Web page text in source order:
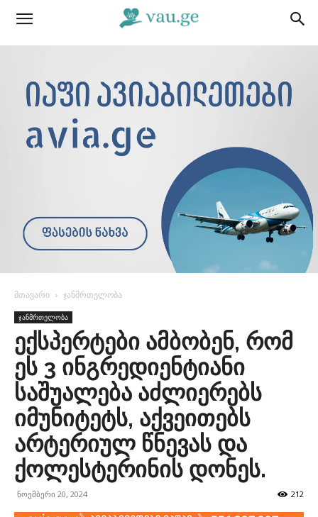
მთავარი ჯანმრთელობა
ჯანმრთელობა
ექსპერტები ამბობენ, რომ
ეს 3 ინგრედიენტიანი
საშუალება აძლიერებს
იმუნიტეტს, აქვეითებს
არტერიულ წნევას და
ქოლესტერინის დონეს.
ნოემბერი 20, 2024 212